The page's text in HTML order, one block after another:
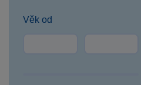
Campus Square
Věk od